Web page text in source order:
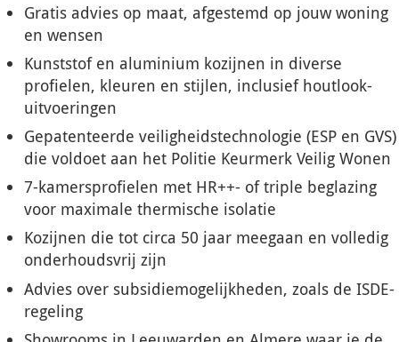
Gratis advies op maat, afgestemd op jouw woning
en wensen
Kunststof en aluminium kozijnen in diverse
profielen, kleuren en stijlen, inclusief houtlook-
uitvoeringen
Gepatenteerde veiligheidstechnologie (ESP en GVS)
die voldoet aan het Politie Keurmerk Veilig Wonen
7-kamersprofielen met HR++- of triple beglazing
voor maximale thermische isolatie
Kozijnen die tot circa 50 jaar meegaan en volledig
onderhoudsvrij zijn
Advies over subsidiemogelijkheden, zoals de ISDE-
regeling